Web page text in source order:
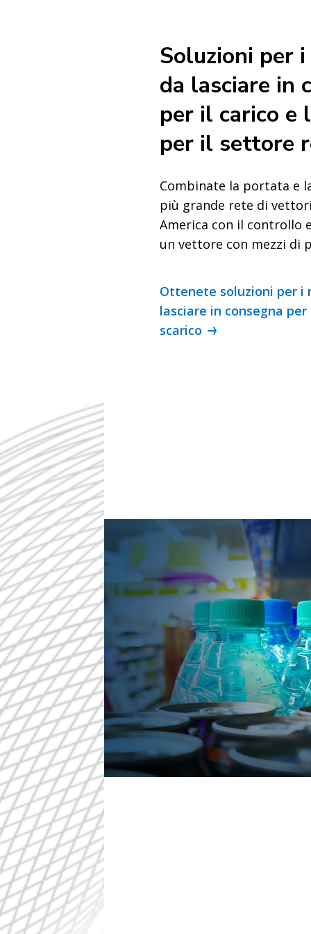
Soluzioni per
da lasciare in
per il carico e
per il settore
Combinate la portata e
più grande rete di
America con il controllo
un vettore con mezzi di
Ottenete soluzioni per i
lasciare in consegna
scarico